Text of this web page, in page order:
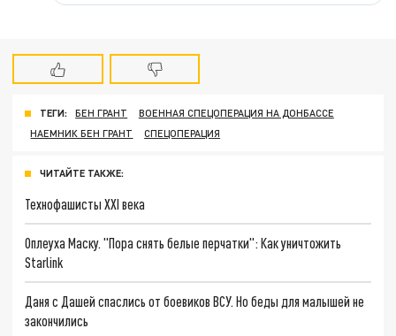
ТЕГИ: БЕН ГРАНТ
ВОЕННАЯ СПЕЦОПЕРАЦИЯ НА ДОНБАССЕ
НАЕМНИК БЕН ГРАНТ
СПЕЦОПЕРАЦИЯ
ЧИТАЙТЕ ТАКЖЕ:
Технофашисты XXI века
Оплеуха Маску. "Пора снять белые перчатки": Как уничтожить
Starlink
Даня с Дашей спаслись от боевиков ВСУ. Но беды для малышей не
закончились